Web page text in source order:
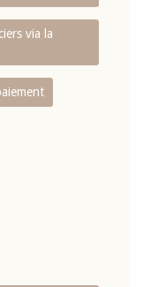
via la